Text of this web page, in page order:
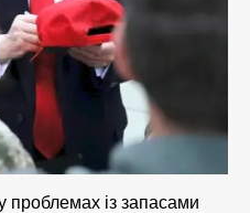
проблемах із запасами